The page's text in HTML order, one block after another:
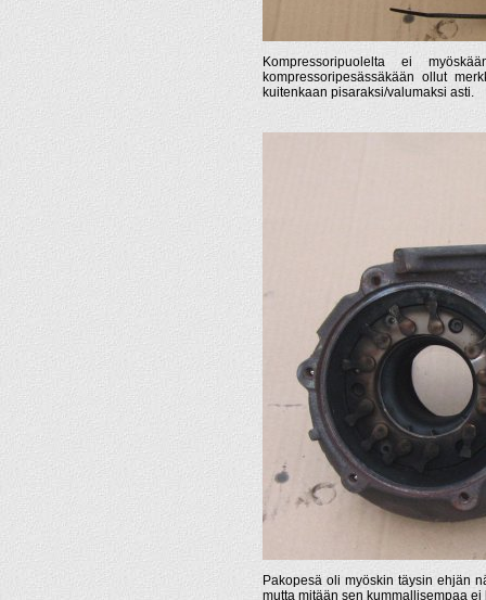
Kompressoripuolelta ei
kompressoripesässäkään ollut
kuitenkaan pisaraksi/valumaksi asti.
Pakopesä oli myöskin täysin ehjän
mutta mitään sen kummallisempaa